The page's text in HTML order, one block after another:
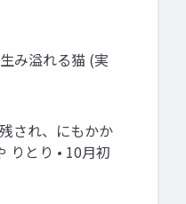
み溢れる猫 (実
され、にもかか
りとり • 10月初